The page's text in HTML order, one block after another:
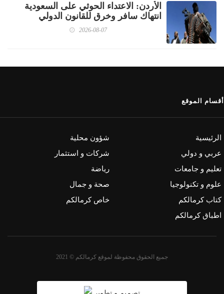
الأردن: الاعتداء الحوثي على السعودية
انتهاك سافر وخرق للقانون الدولي
2026-08-07
أقسام الموقع
الرئيسية
شؤون محلية
عربي و دولي
شركات و استثمار
تعليم و جامعات
رياضة
علوم و تكنولوجيا
صحة و جمال
كتاب كرمالكم
خاص كرمالكم
اطباق كرمالكم
جميع الحقوق محفوظة لموقع كرمالكم © 2021